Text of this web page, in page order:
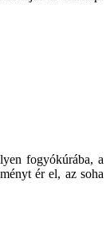
fogyókúrába, a
ér el, az soha